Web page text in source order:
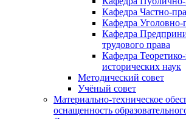
Кафедра Частно-
Кафедра Уголовно-
Кафедра
трудового права
Кафедра
исторических наук
Методический совет
Учёный совет
Материально-техническое
оснащенность